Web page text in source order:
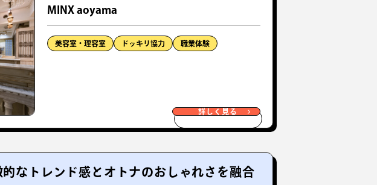
MINX aoyama
美容室・理容室 ドッキリ協力 職業体験
詳しく見る
なトレンド感とオトナのおしゃれさを融合